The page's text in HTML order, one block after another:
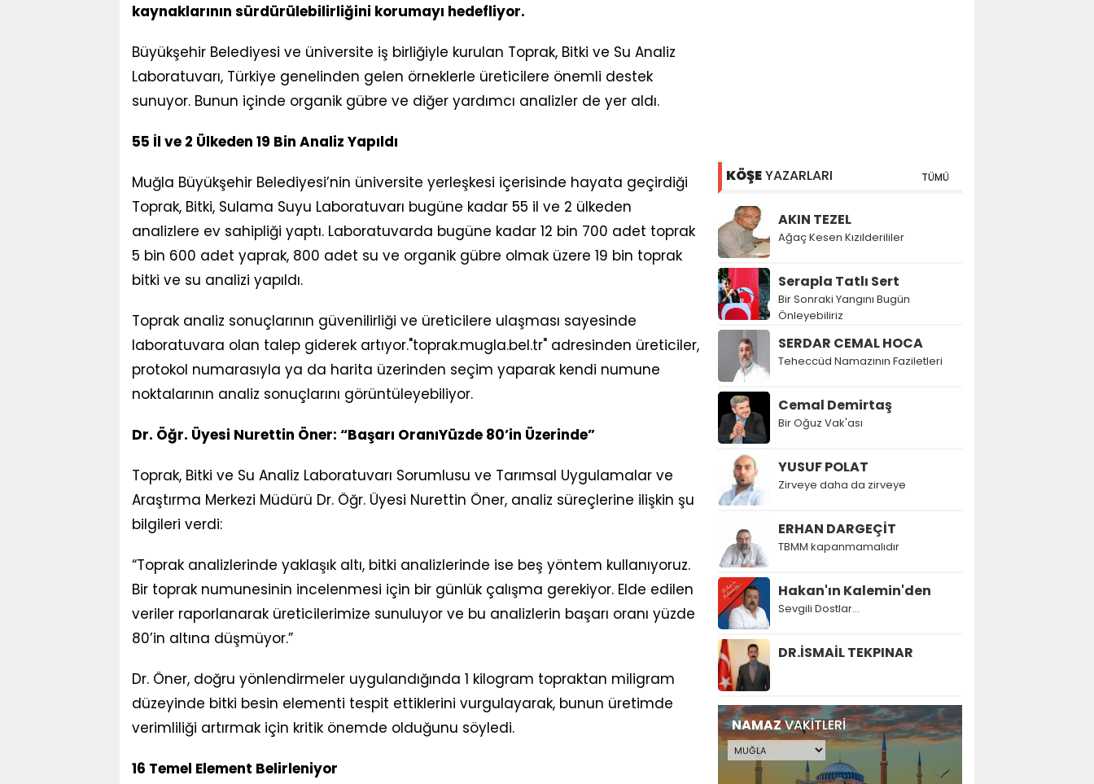
kaynaklarının sürdürülebilirliğini korumayı hedefliyor.
Büyükşehir Belediyesi ve üniversite iş birliğiyle kurulan Toprak, Bitki ve Su Analiz
Laboratuvarı, Türkiye genelinden gelen örneklerle üreticilere önemli destek
sunuyor. Bunun içinde organik gübre ve diğer yardımcı analizler de yer aldı.
55 İl ve 2 Ülkeden 19 Bin Analiz Yapıldı
Muğla Büyükşehir Belediyesi’nin üniversite yerleşkesi içerisinde hayata geçirdiği
Toprak, Bitki, Sulama Suyu Laboratuvarı bugüne kadar 55 il ve 2 ülkeden
analizlere ev sahipliği yaptı. Laboratuvarda bugüne kadar 12 bin 700 adet toprak
5 bin 600 adet yaprak, 800 adet su ve organik gübre olmak üzere 19 bin toprak
bitki ve su analizi yapıldı.
Toprak analiz sonuçlarının güvenilirliği ve üreticilere ulaşması sayesinde
laboratuvara olan talep giderek artıyor."toprak.mugla.bel.tr" adresinden üreticiler,
protokol numarasıyla ya da harita üzerinden seçim yaparak kendi numune
noktalarının analiz sonuçlarını görüntüleyebiliyor.
Dr. Öğr. Üyesi Nurettin Öner: “Başarı OranıYüzde 80’in Üzerinde”
Toprak, Bitki ve Su Analiz Laboratuvarı Sorumlusu ve Tarımsal Uygulamalar ve
Araştırma Merkezi Müdürü Dr. Öğr. Üyesi Nurettin Öner, analiz süreçlerine ilişkin şu
bilgileri verdi:
“Toprak analizlerinde yaklaşık altı, bitki analizlerinde ise beş yöntem kullanıyoruz.
Bir toprak numunesinin incelenmesi için bir günlük çalışma gerekiyor. Elde edilen
veriler raporlanarak üreticilerimize sunuluyor ve bu analizlerin başarı oranı yüzde
80’in altına düşmüyor.”
Dr. Öner, doğru yönlendirmeler uygulandığında 1 kilogram topraktan miligram
düzeyinde bitki besin elementi tespit ettiklerini vurgulayarak, bunun üretimde
verimliliği artırmak için kritik önemde olduğunu söyledi.
16 Temel Element Belirleniyor
KÖŞEYAZARLARI TÜMÜ
AKIN TEZEL
Ağaç Kesen Kızılderililer
Serapla Tatlı Sert
Bir Sonraki Yangını Bugün
Önleyebiliriz
SERDAR CEMAL HOCA
Teheccüd Namazının Faziletleri
Cemal Demirtaş
Bir Oğuz Vak'ası
YUSUF POLAT
Zirveye daha da zirveye
ERHAN DARGEÇİT
TBMM kapanmamalıdır
Hakan'ın Kalemin'den
Sevgili Dostlar...
DR.İSMAİL TEKPINAR
NAMAZVAKİTLERİ